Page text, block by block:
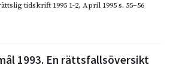
tidskrift 1995 1-2, April 1995s. 55–56
1993. En rättsfallsöversikt